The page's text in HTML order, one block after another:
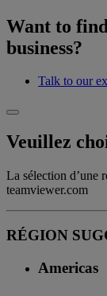
Want to
business?
Talk to our
Veuillez
La sélection d’une
teamviewer.com
RÉGION
Americas